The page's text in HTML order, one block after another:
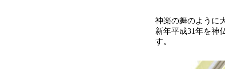
神楽の舞のように
新年平成31年を神
す。